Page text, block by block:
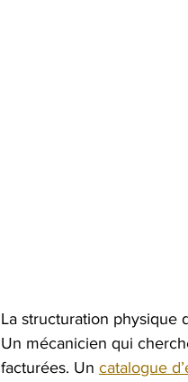
La structuration physique
Un mécanicien qui
facturées. Un catalogue